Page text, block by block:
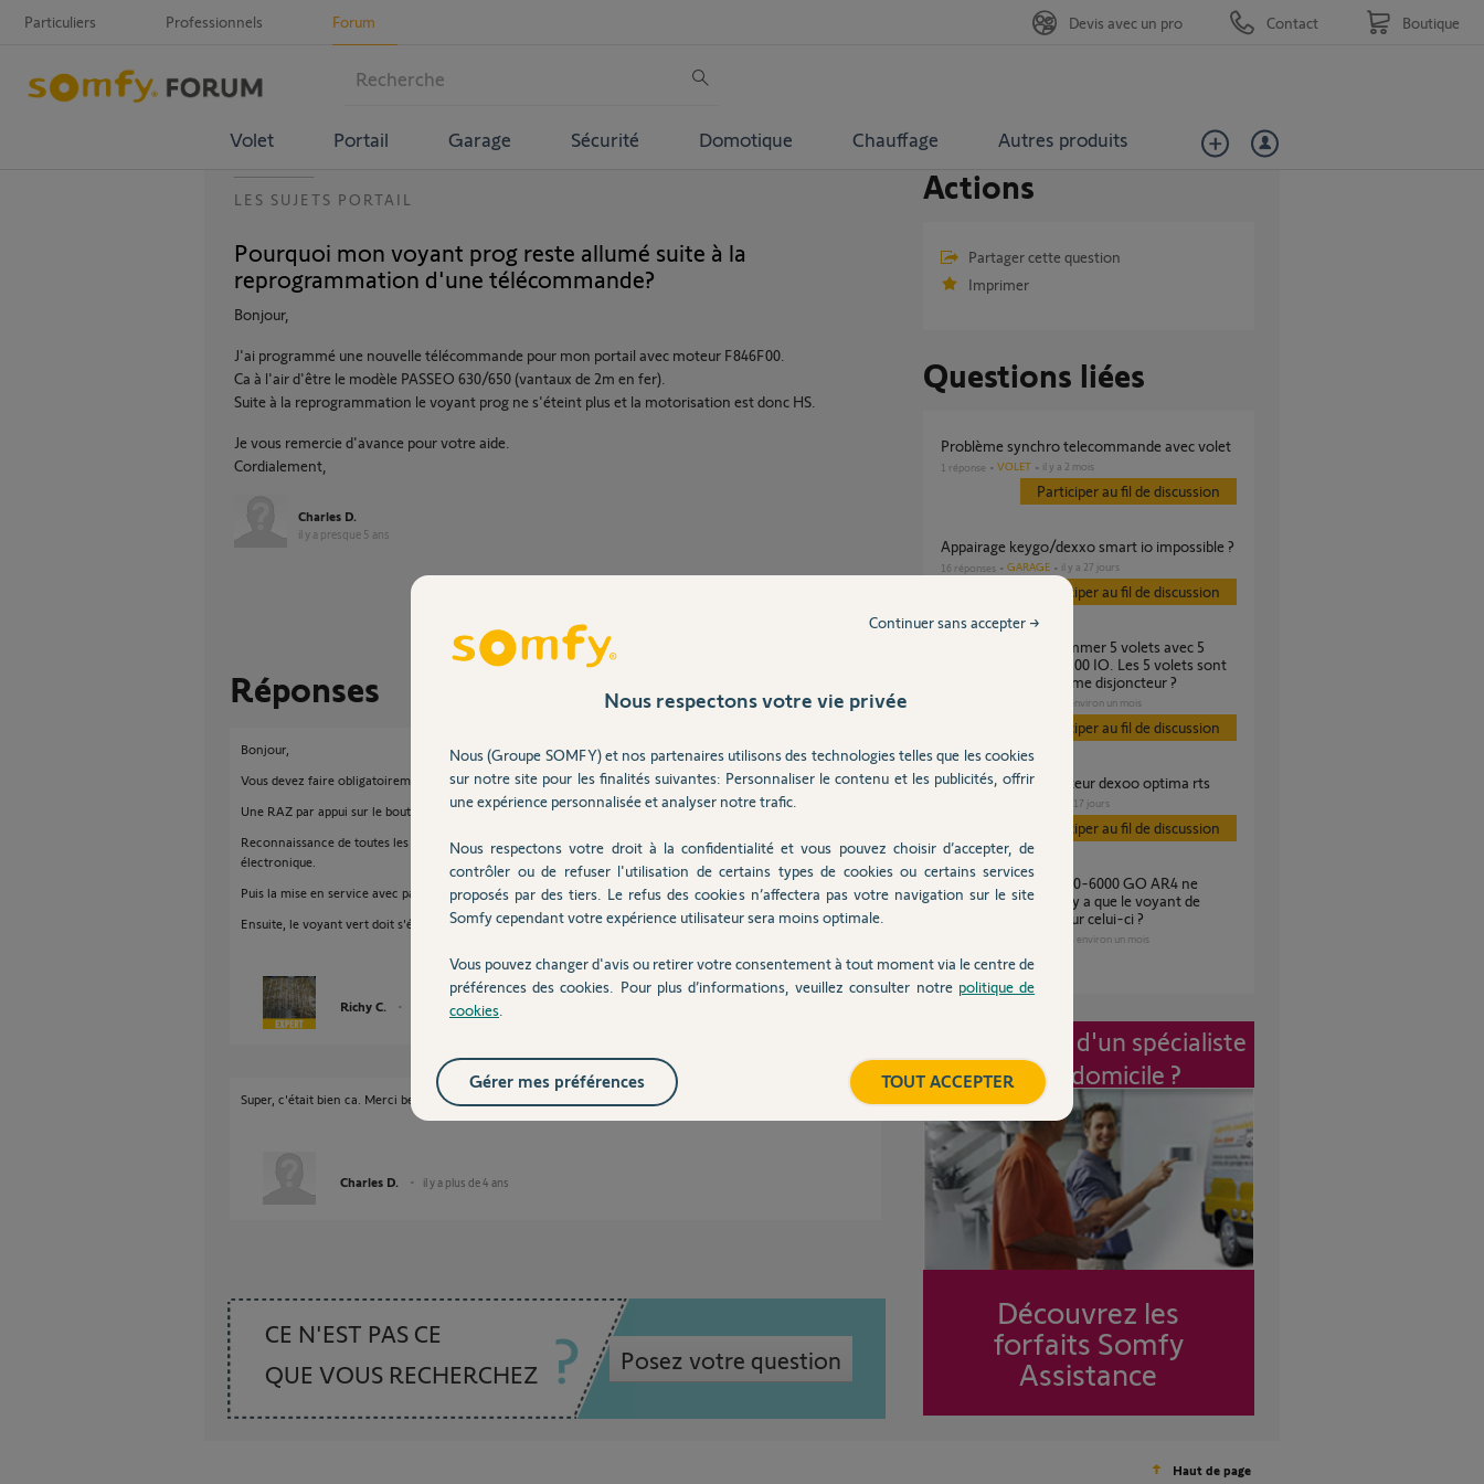
Particuliers Professionnels Forum
Volet Portail Garage Sécurité Domotique Chauffage Autres produits
Devis avec un pro Contact Boutique
LES SUJETS PORTAIL
Pourquoi mon voyant prog reste allumé suite à la
reprogrammation d'une télécommande?
Bonjour,
J'ai programmé une nouvelle télécommande pour mon portail avec moteur F846F00.
Ca à l'air d'être le modèle PASSEO 630/650 (vantaux de 2m en fer).
Suite à la reprogrammation le voyant prog ne s'éteint plus et la motorisation est donc HS.
Je vous remercie d'avance pour votre aide.
Cordialement,
Charles D.
il y a presque 5 ans
Participer au fil de discussion
Réponses
Bonjour,
Vous devez faire obligatoirement et dans l'ordre comme indiqué dans la notice.
Une RAZ par appui sur le bouton RAZ pendant au moins 7 secondes.
Reconnaissance de toutes les télécommandes devant être utilisées sur ce boîtier
électronique.
Puis la mise en service avec paramétrages des fins de courses.
Ensuite, le voyant vert doit s'éteindre.
Richy C. il y a presque 5 ans
Super, c'était bien ca. Merci beaucoup.
Charles D. il y a plus de 4 ans
CE N'EST PAS CE
QUE VOUS RECHERCHEZ
Posez votre question
Actions
Partager cette question
Imprimer
Questions liées
Problème synchro telecommande avec volet
1 réponse VOLET il y a 2 mois
Participer au fil de discussion
Appairage keygo/dexxo smart io impossible ?
16 réponses GARAGE il y a 27 jours
Participer au fil de discussion
télécommandes RS100 IO. Les 5 volets sont
raccordés sur un même disjoncteur ?
il y a environ un mois
Participer au fil de discussion
Porte de garage moteur dexoo optima rts
il y a 17 jours
Participer au fil de discussion
boitier BUS SGA 4100-6000 GO AR4 ne
fonctionne plus et il y a que le voyant de
commande allumé sur celui-ci ?
il y a environ un mois
Intervention d'un spécialiste
à mon domicile ?
Découvrez les
forfaits Somfy
Assistance
Haut de page
Nous respectons votre vie privée
Nous (Groupe SOMFY) et nos partenaires utilisons des technologies telles que les cookies
sur notre site pour les finalités suivantes: Personnaliser le contenu et les publicités, offrir
une expérience personnalisée et analyser notre trafic.
Nous respectons votre droit à la confidentialité et vous pouvez choisir d’accepter, de
contrôler ou de refuser l'utilisation de certains types de cookies ou certains services
proposés par des tiers. Le refus des cookies n’affectera pas votre navigation sur le site
Somfy cependant votre expérience utilisateur sera moins optimale.
Vous pouvez changer d'avis ou retirer votre consentement à tout moment via le centre de
préférences des cookies. Pour plus d’informations, veuillez consulter notre politique de
cookies
Continuer sans accepter →
TOUT ACCEPTER
Gérer mes préférences